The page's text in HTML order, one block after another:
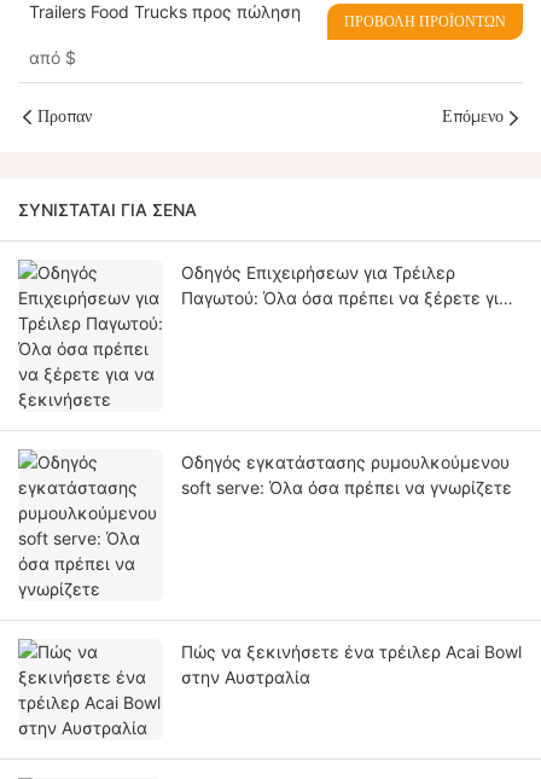
Trailers Food Trucks προς πώληση
από $
ΠΡΟΒΟΛΉ ΠΡΟΪΌΝΤΩΝ
Προπαν Επόμενο
ΣΥΝΙΣΤΆΤΑΙ ΓΙΑ ΣΈΝΑ
Οδηγός Επιχειρήσεων για Τρέιλερ
Παγωτού: Όλα όσα πρέπει να ξέρετε για
Οδηγός εγκατάστασης ρυμουλκούμενου
soft serve: Όλα όσα πρέπει να γνωρίζετε
Πώς να ξεκινήσετε ένα τρέιλερ Acai Bowl
στην Αυστραλία